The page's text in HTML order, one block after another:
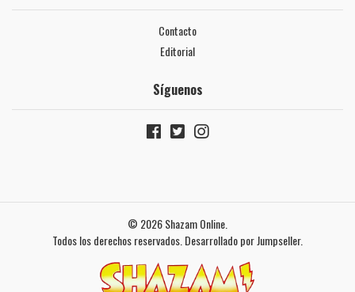
Contacto
Editorial
Síguenos
© 2026 Shazam Online.
Todos los derechos reservados. Desarrollado por Jumpseller.